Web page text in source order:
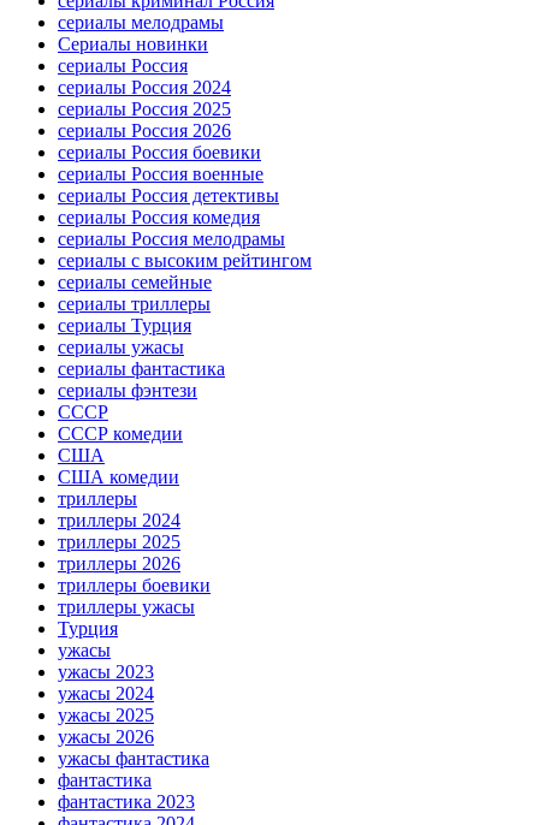
сериалы мелодрамы
Сериалы новинки
сериалы Россия
сериалы Россия 2024
сериалы Россия 2025
сериалы Россия 2026
сериалы Россия боевики
сериалы Россия военные
сериалы Россия детективы
сериалы Россия комедия
сериалы Россия мелодрамы
сериалы с высоким рейтингом
сериалы семейные
сериалы триллеры
сериалы Турция
сериалы ужасы
сериалы фантастика
сериалы фэнтези
СССР
СССР комедии
США
США комедии
триллеры
триллеры 2024
триллеры 2025
триллеры 2026
триллеры боевики
триллеры ужасы
Турция
ужасы
ужасы 2023
ужасы 2024
ужасы 2025
ужасы 2026
ужасы фантастика
фантастика
фантастика 2023